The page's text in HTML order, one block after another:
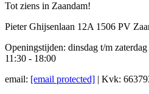
Tot ziens in Zaandam!
Pieter Ghijsenlaan 12A 1506 PV
Openingstijden: dinsdag t/m
11:30 - 18:00
email: [email protected] | Kvk: